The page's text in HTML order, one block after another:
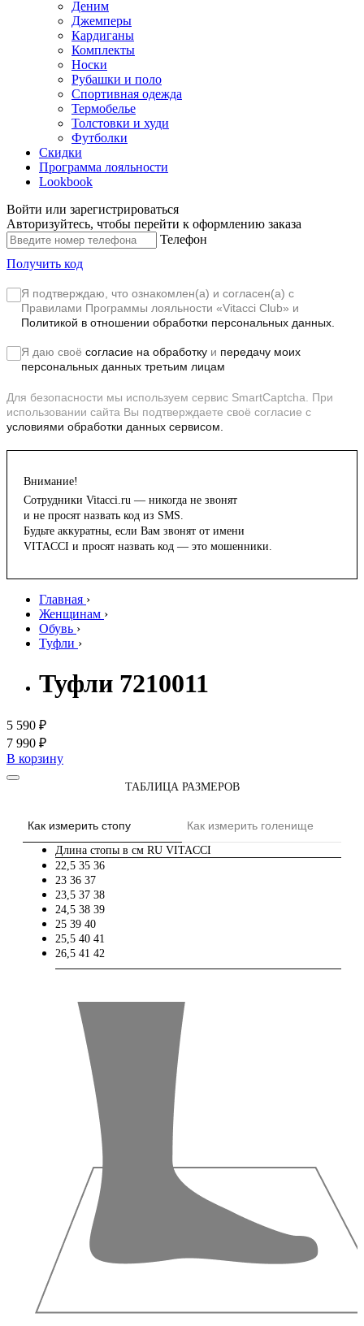
Деним
Джемперы
Кардиганы
Комплекты
Носки
Рубашки и поло
Спортивная одежда
Термобелье
Толстовки и худи
Футболки
Скидки
Программа лояльности
Lookbook
Войти или зарегистрироваться
Авторизуйтесь, чтобы перейти к оформлению заказа
Телефон
Получить код
Я подтверждаю, что ознакомлен(а) и согласен(а) с
Правилами Программы лояльности «Vitacci Club» и
Политикой в отношении обработки персональных данных.
Я даю своё согласие на обработку и передачу моих
персональных данных третьим лицам
Для безопасности мы используем сервис SmartCaptcha. При
использовании сайта Вы подтверждаете своё согласие с
условиями обработки данных сервисом.
Внимание!
Сотрудники Vitacci.ru — никогда не звонят
и не просят назвать код из SMS.
Будьте аккуратны, если Вам звонят от имени
VITACCI и просят назвать код — это мошенники.
Главная ›
Женщинам ›
Обувь ›
Туфли ›
Туфли 7210011
5 590 ₽
7 990 ₽
В корзину
ТАБЛИЦА РАЗМЕРОВ
Как измерить стопу Как измерить голенище
Длина стопы в см RU VITACCI
22,5 35 36
23 36 37
23,5 37 38
24,5 38 39
25 39 40
25,5 40 41
26,5 41 42